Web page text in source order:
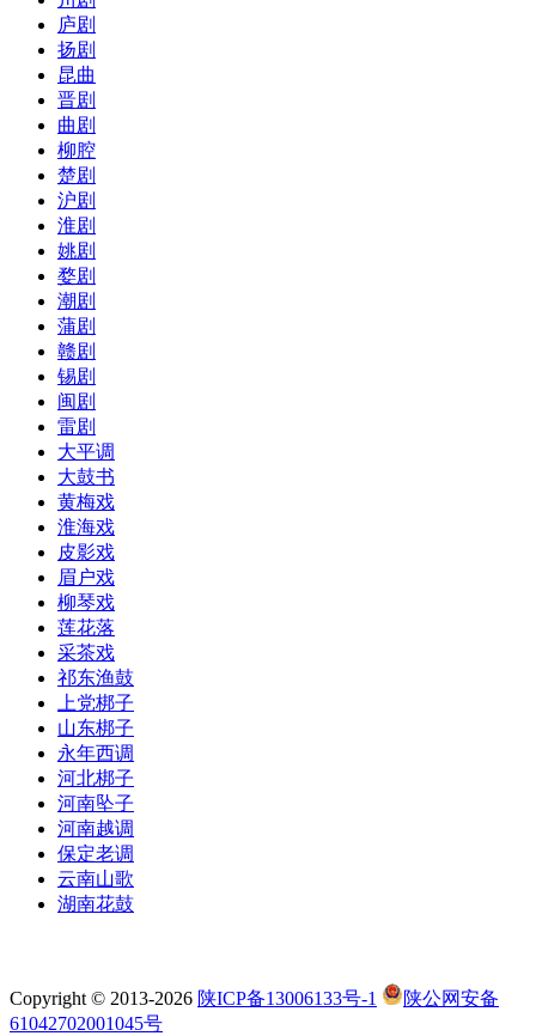
庐剧
扬剧
昆曲
晋剧
曲剧
柳腔
楚剧
沪剧
淮剧
姚剧
婺剧
潮剧
蒲剧
赣剧
锡剧
闽剧
雷剧
大平调
大鼓书
黄梅戏
淮海戏
皮影戏
眉户戏
柳琴戏
莲花落
采茶戏
祁东渔鼓
上党梆子
山东梆子
永年西调
河北梆子
河南坠子
河南越调
保定老调
云南山歌
湖南花鼓
Copyright © 2013-2026 陕ICP备13006133号-1
陕公网安备
61042702001045号